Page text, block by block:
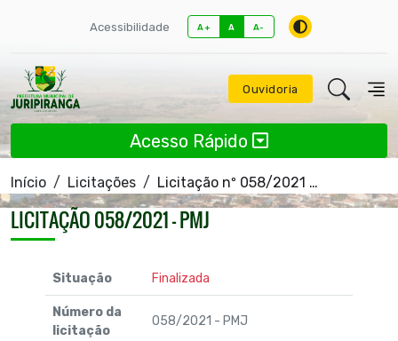
Acessibilidade A+ A A-
Ouvidoria
Acesso Rápido
Início Licitações Licitação nº 058/2021 - PMJ
LICITAÇÃO 058/2021 - PMJ
Situação Finalizada
Número da
licitação
058/2021 - PMJ